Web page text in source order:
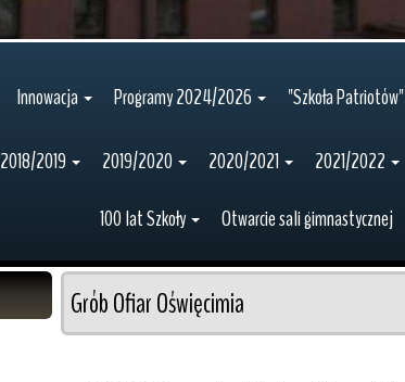
Innowacja Programy 2024/2026 "Szkoła Patriotów"
2018/2019 2019/2020 2020/2021 2021/2022
100 lat Szkoły
Otwarcie sali gimnastycznej
Grób Ofiar Oświęcimia